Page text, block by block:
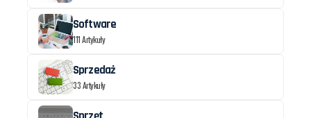
Software
111 Artykuły
Sprzedaż
33 Artykuły